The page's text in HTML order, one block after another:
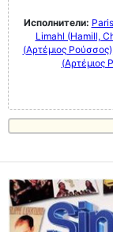
Исполнители:
Limahl (Hamill,
(Αρτέμιος
(Αρτέμιος